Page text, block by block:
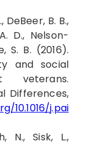
DeBeer, B. B.,
D., Nelson-
S. B. (2016).
and social
veterans.
Differences,
10.1016/j.pai
N., Sisk, L.,